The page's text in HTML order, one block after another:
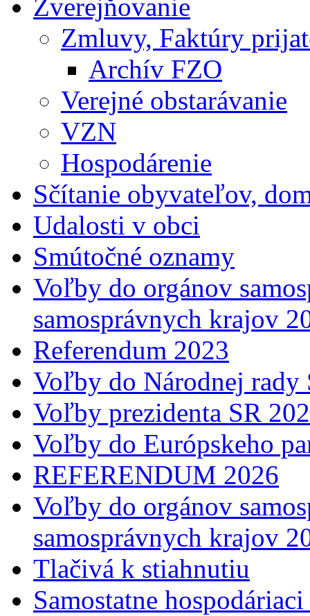
Zverejňovanie
Zmluvy, Faktúry
Archív FZO
Verejné obstarávanie
VZN
Hospodárenie
Sčítanie obyvateľov,
Udalosti v obci
Smútočné oznamy
Voľby do orgánov
samosprávnych krajov
Referendum 2023
Voľby do Národnej
Voľby prezidenta SR
Voľby do Európskeho
REFERENDUM 2026
Voľby do orgánov
samosprávnych krajov
Tlačivá k stiahnutiu
Samostatne